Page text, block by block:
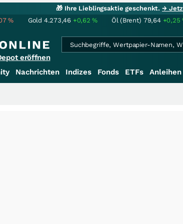
🎁 Ihre Lieblingsaktie geschenkt.→
% Gold 4.273,46 +0,62% Öl (Brent) 79,64 +0,25
eröffnen
Nachrichten Indizes Fonds ETFs Anleihen